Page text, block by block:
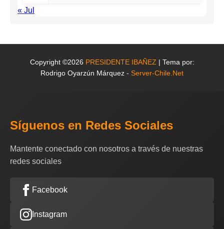
« Jul
Copyright ©2026 PRESIDENTE IBAÑEZ | Tema por:
Rodrigo Oyarzún Márquez - Server-Chile.Net
Síguenos en Redes Sociales
Mantente conectado con nosotros a través de nuestras
redes sociales
Facebook
Instagram